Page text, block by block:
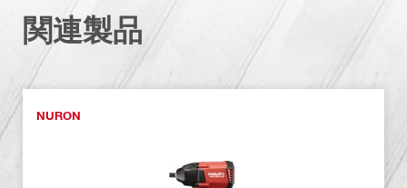
関連製品
NURON